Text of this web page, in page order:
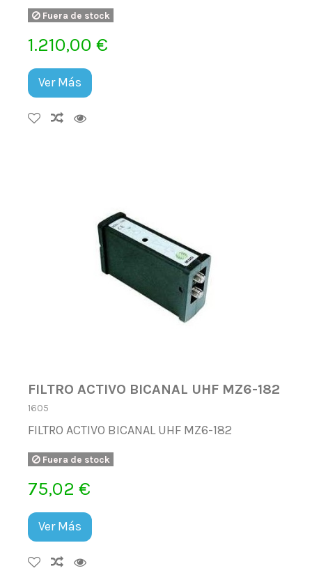
Fuera de stock
1.210,00 €
Ver Más
FILTRO ACTIVO BICANAL UHF MZ6-182
1605
FILTRO ACTIVO BICANAL UHF MZ6-182
Fuera de stock
75,02 €
Ver Más